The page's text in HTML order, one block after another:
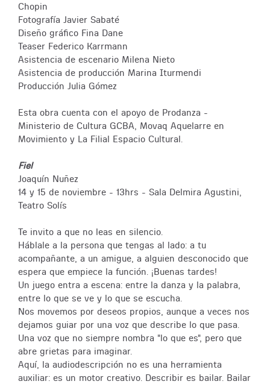
Chopin
Fotografía Javier Sabaté
Diseño gráfico Fina Dane
Teaser Federico Karrmann
Asistencia de escenario Milena Nieto
Asistencia de producción Marina Iturmendi
Producción Julia Gómez
Esta obra cuenta con el apoyo de Prodanza -
Ministerio de Cultura GCBA, Movaq Aquelarre en
Movimiento y La Filial Espacio Cultural.
Fiel
Joaquín Nuñez
14 y 15 de noviembre - 13hrs - Sala Delmira Agustini,
Teatro Solís
Te invito a que no leas en silencio.
Háblale a la persona que tengas al lado: a tu
acompañante, a un amigue, a alguien desconocido que
espera que empiece la función. ¡Buenas tardes!
Un juego entra a escena: entre la danza y la palabra,
entre lo que se ve y lo que se escucha.
Nos movemos por deseos propios, aunque a veces nos
dejamos guiar por una voz que describe lo que pasa.
Una voz que no siempre nombra "lo que es", pero que
abre grietas para imaginar.
Aquí, la audiodescripción no es una herramienta
auxiliar: es un motor creativo. Describir es bailar. Bailar